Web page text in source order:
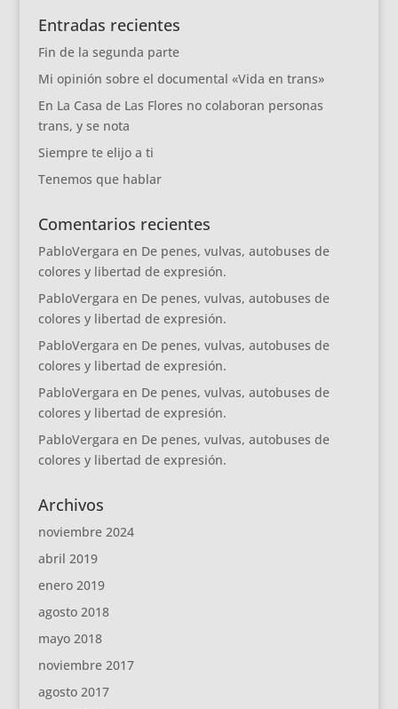
Entradas recientes
Fin de la segunda parte
Mi opinión sobre el documental «Vida en trans»
En La Casa de Las Flores no colaboran personas
trans, y se nota
Siempre te elijo a ti
Tenemos que hablar
Comentarios recientes
PabloVergara en De penes, vulvas, autobuses de
colores y libertad de expresión.
PabloVergara en De penes, vulvas, autobuses de
colores y libertad de expresión.
PabloVergara en De penes, vulvas, autobuses de
colores y libertad de expresión.
PabloVergara en De penes, vulvas, autobuses de
colores y libertad de expresión.
PabloVergara en De penes, vulvas, autobuses de
colores y libertad de expresión.
Archivos
noviembre 2024
abril 2019
enero 2019
agosto 2018
mayo 2018
noviembre 2017
agosto 2017